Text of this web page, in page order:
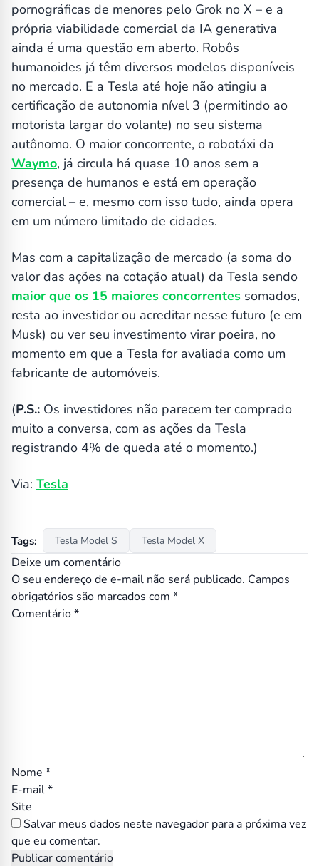
pornográficas de menores pelo Grok no X – e a
própria viabilidade comercial da IA generativa
ainda é uma questão em aberto. Robôs
humanoides já têm diversos modelos disponíveis
no mercado. E a Tesla até hoje não atingiu a
certificação de autonomia nível 3 (permitindo ao
motorista largar do volante) no seu sistema
autônomo. O maior concorrente, o robotáxi da
Waymo, já circula há quase 10 anos sem a
presença de humanos e está em operação
comercial – e, mesmo com isso tudo, ainda opera
em um número limitado de cidades.
Mas com a capitalização de mercado (a soma do
valor das ações na cotação atual) da Tesla sendo
maior que os 15 maiores concorrentes somados,
resta ao investidor ou acreditar nesse futuro (e em
Musk) ou ver seu investimento virar poeira, no
momento em que a Tesla for avaliada como um
fabricante de automóveis.
(P.S.: Os investidores não parecem ter comprado
muito a conversa, com as ações da Tesla
registrando 4% de queda até o momento.)
Via: Tesla
Tags: Tesla Model S Tesla Model X
Deixe um comentário
O seu endereço de e-mail não será publicado. Campos
obrigatórios são marcados com *
Comentário*
Nome *
E-mail*
Site
Salvar meus dados neste navegador para a próxima vez
que eu comentar.